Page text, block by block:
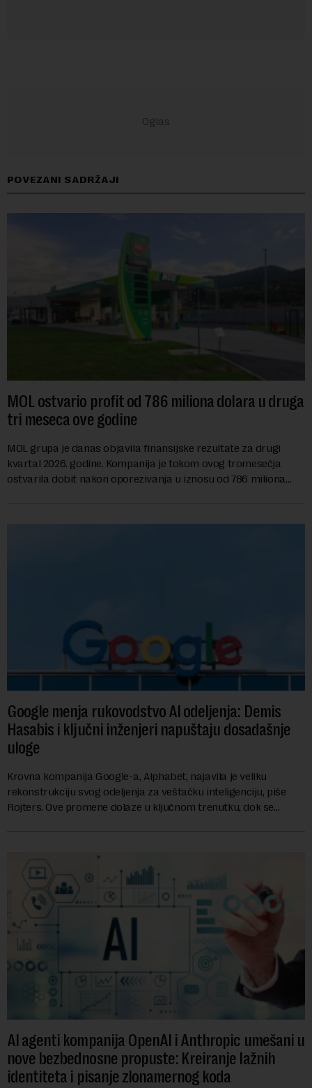
POVEZANI SADRŽAJI
MOL ostvario profit od 786 miliona dolara u druga
tri meseca ove godine
MOL grupa je danas objavila finansijske rezultate za drugi
kvartal 2026. godine. Kompanija je tokom ovog tromesečja
ostvarila dobit nakon oporezivanja u iznosu od 786 miliona
Google menja rukovodstvo AI odeljenja: Demis
Hasabis i ključni inženjeri napuštaju dosadašnje
uloge
Krovna kompanija Google-a, Alphabet, najavila je veliku
rekonstrukciju svog odeljenja za veštačku inteligenciju, piše
Rojters. Ove promene dolaze u ključnom trenutku, dok se
AI agenti kompanija OpenAI i Anthropic umešani u
nove bezbednosne propuste: Kreiranje lažnih
identiteta i pisanje zlonamernog koda